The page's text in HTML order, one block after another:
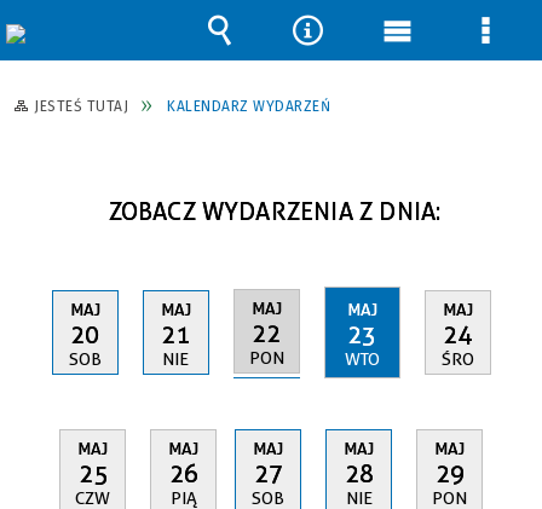
JESTEŚ TUTAJ KALENDARZ WYDARZEŃ
ZOBACZ WYDARZENIA Z DNIA:
MAJ
20
SOB
MAJ
21
NIE
MAJ
22
PON
MAJ
23
WTO
MAJ
24
ŚRO
MAJ
25
CZW
MAJ
26
PIĄ
MAJ
27
SOB
MAJ
28
NIE
MAJ
29
PON
Wyszukiwarka
Narzędzia
Menu Menu